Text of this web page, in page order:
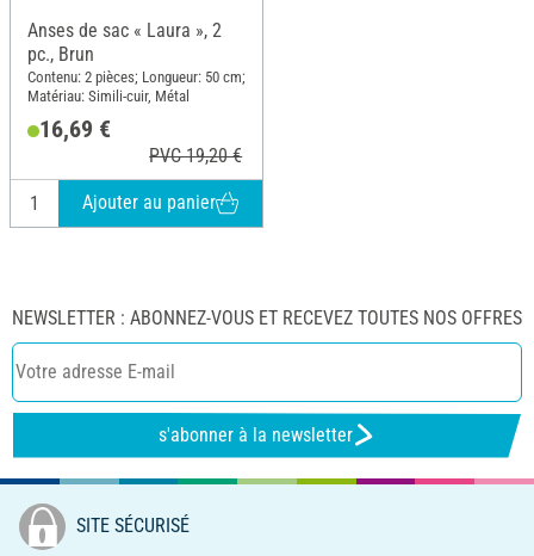
Anses de sac « Laura », 2
pc., Brun
Contenu: 2 pièces; Longueur: 50 cm;
Matériau: Simili-cuir, Métal
16,69 €
PVC 19,20 €
Ajouter au panier
NEWSLETTER : ABONNEZ-VOUS ET RECEVEZ TOUTES NOS OFFRES
s'abonner à la newsletter
SITE SÉCURISÉ